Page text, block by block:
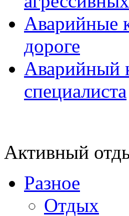
Аварийные
дороге
Аварийный
специалиста
Активный
Разное
Отдых